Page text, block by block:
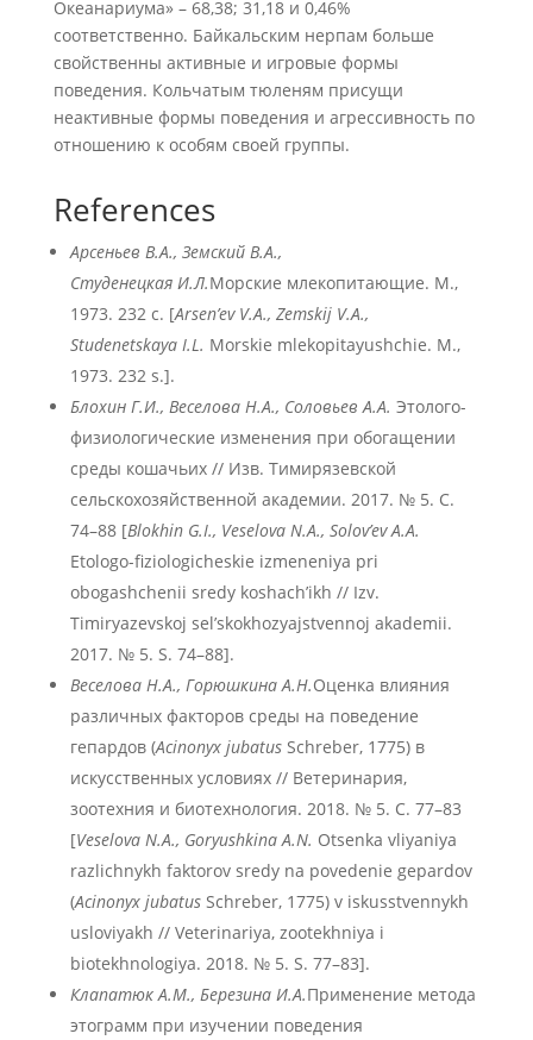
Океанариума» – 68,38; 31,18 и 0,46%
соответственно. Байкальским нерпам больше
свойственны активные и игровые формы
поведения. Кольчатым тюленям присущи
неактивные формы поведения и агрессивность по
отношению к особям своей группы.
References
Арсеньев В.А., Земский В.А.,
Студенецкая И.Л.Морские млекопитающие. М.,
1973. 232 с. [Arsen’evV.A., ZemskijV.A.,
StudenetskayaI.L. Morskie mlekopitayushchie. M.,
1973. 232 s.].
Блохин Г.И., Веселова Н.А., Соловьев А.А. Этолого-
физиологические изменения при обогащении
среды кошачьих // Изв. Тимирязевской
сельскохозяйственной академии. 2017. № 5. С.
74–88 [BlokhinG.I., VeselovaN.A., Solov’evA.A.
Etologo-fiziologicheskie izmeneniya pri
obogashchenii sredy koshach’ikh // Izv.
Timiryazevskoj sel’skokhozyajstvennoj akademii.
2017. № 5. S. 74–88].
Веселова Н.А., Горюшкина А.Н.Оценка влияния
различных факторов среды на поведение
гепардов (AcinonyxjubatusSchreber, 1775) в
искусственных условиях // Ветеринария,
зоотехния и биотехнология. 2018. № 5. С. 77–83
[VeselovaN.A., GoryushkinaA.N. Otsenka vliyaniya
razlichnykh faktorov sredy na povedenie gepardov
(AcinonyxjubatusSchreber, 1775) v iskusstvennykh
usloviyakh // Veterinariya, zootekhniya i
biotekhnologiya. 2018. № 5. S. 77–83].
Клапатюк А.М., Березина И.А.Применение метода
этограмм при изучении поведения